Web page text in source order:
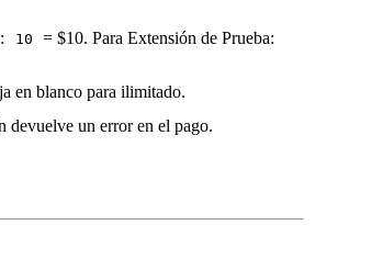
10 = $10. Para Extensión de Prueba:
en blanco para ilimitado.
devuelve un error en el pago.